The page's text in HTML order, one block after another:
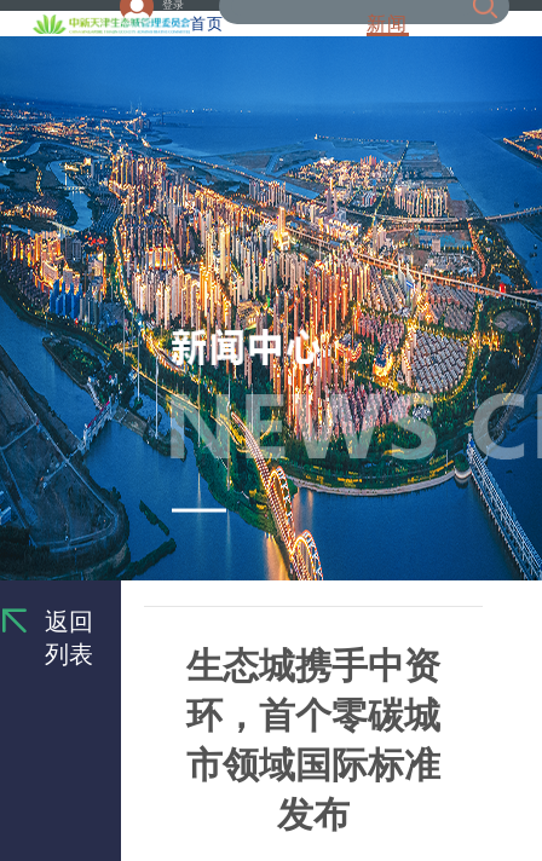
登录
首页 新闻
返回
列表
生态城携手中资
环，首个零碳城
市领域国际标准
发布